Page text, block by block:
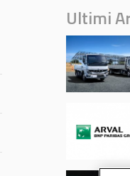
Ultimi